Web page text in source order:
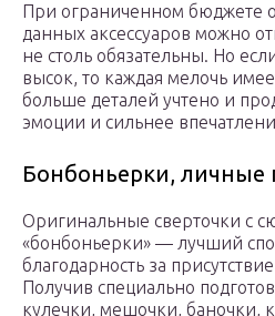
При ограниченном бюджете
данных аксессуаров можно
не столь обязательны. Но
высок, то каждая мелочь
больше деталей учтено и
эмоции и сильнее
Бонбоньерки, личные
Оригинальные сверточки с
«бонбоньерки» — лучший
благодарность за
Получив специально
кулечки, мешочки, баночки,